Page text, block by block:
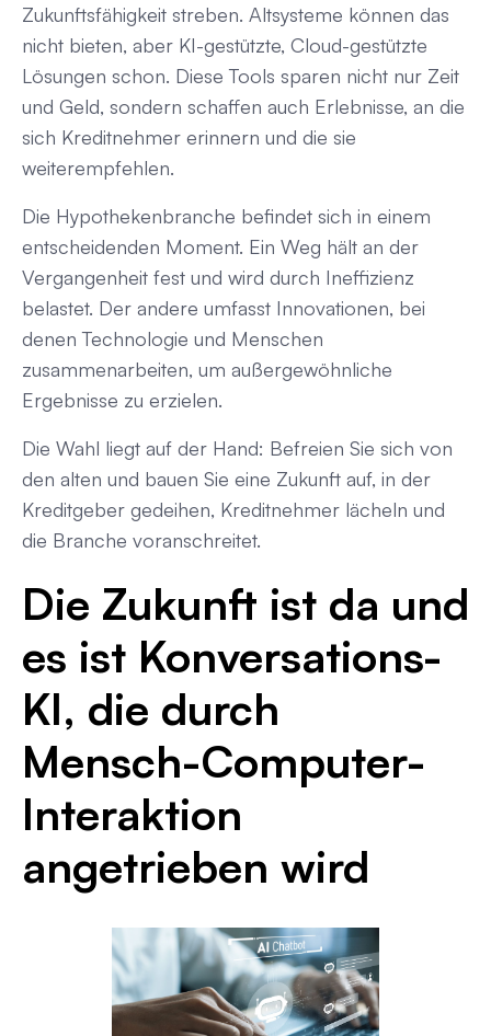
Zukunftsfähigkeit streben. Altsysteme können das
nicht bieten, aber KI-gestützte, Cloud-gestützte
Lösungen schon. Diese Tools sparen nicht nur Zeit
und Geld, sondern schaffen auch Erlebnisse, an die
sich Kreditnehmer erinnern und die sie
weiterempfehlen.
Die Hypothekenbranche befindet sich in einem
entscheidenden Moment. Ein Weg hält an der
Vergangenheit fest und wird durch Ineffizienz
belastet. Der andere umfasst Innovationen, bei
denen Technologie und Menschen
zusammenarbeiten, um außergewöhnliche
Ergebnisse zu erzielen.
Die Wahl liegt auf der Hand: Befreien Sie sich von
den alten und bauen Sie eine Zukunft auf, in der
Kreditgeber gedeihen, Kreditnehmer lächeln und
die Branche voranschreitet.
Die Zukunft ist da und
es ist Konversations-
KI, die durch
Mensch-Computer-
Interaktion
angetrieben wird